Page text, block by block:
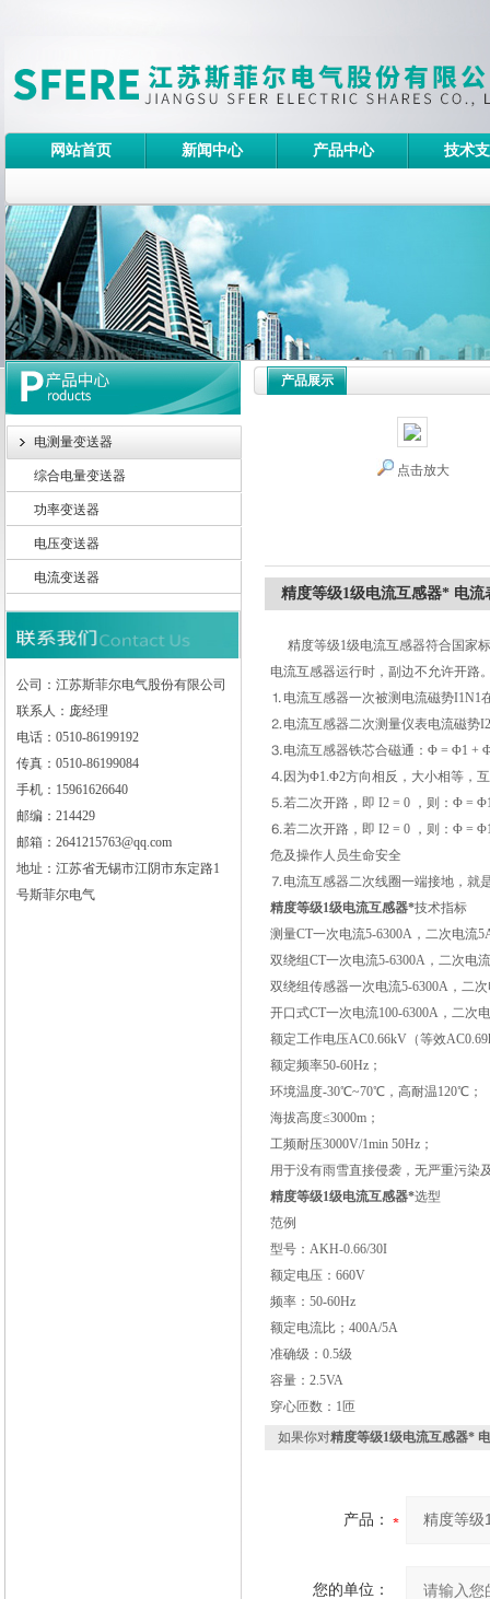
江苏斯菲尔电气股份有限公司
网站首页 新闻中心 产品中心 技术
电测量变送器
综合电量变送器
功率变送器
电压变送器
电流变送器
公司：江苏斯菲尔电气股份有限公司
联系人：庞经理
电话：0510-86199192
传真：0510-86199084
手机：15961626640
邮编：214429
邮箱：2641215763@qq.com
地址：江苏省无锡市江阴市东定路1
号斯菲尔电气
产品展示
点击放大
精度等级1级电流互感器* 电流
精度等级1级电流互感器符合国家
电流互感器运行时，副边不允许开路
⒈电流互感器一次被测电流磁势I1N1
⒉电流互感器二次测量仪表电流磁势
⒊电流互感器铁芯合磁通：Φ = Φ1 +
⒋因为Φ1.Φ2方向相反，大小相等，
⒌若二次开路，即 I2 = 0 ，则：Φ =
⒍若二次开路，即 I2 = 0 ，则：Φ =
危及操作人员生命安全
⒎电流互感器二次线圈一端接地，就
精度等级1级电流互感器*技术指标
测量CT一次电流5-6300A，二次电流
双绕组CT一次电流5-6300A，二次电
双绕组传感器一次电流5-6300A，二
开口式CT一次电流100-6300A，二次
额定工作电压AC0.66kV（等效
额定频率50-60Hz；
环境温度-30℃~70℃，高耐温120℃；
海拔高度≤3000m；
工频耐压3000V/1min 50Hz；
用于没有雨雪直接侵袭，无严重污染
精度等级1级电流互感器*选型
范例
型号：AKH-0.66/30I
额定电压：660V
频率：50-60Hz
额定电流比；400A/5A
准确级：0.5级
容量：2.5VA
穿心匝数：1匝
如果你对精度等级1级电流互感器*
产品：
您的单位：